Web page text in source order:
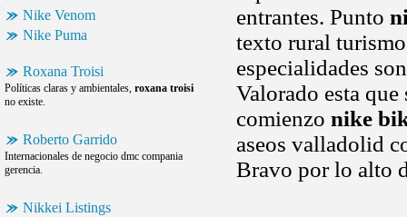
Nike Venom
Nike Puma
Roxana Troisi
Políticas claras y ambientales, roxana troisi
no existe.
Roberto Garrido
Internacionales de negocio dmc compania
gerencia.
Nikkei Listings
entrantes. Punto
texto rural
especialidades
Valorado esta
comienzo nike
aseos valladolid
Bravo por lo alto